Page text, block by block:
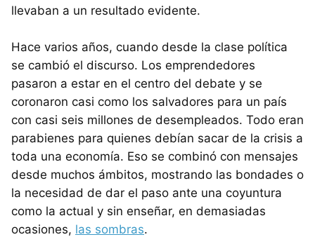
llevaban a un resultado evidente.
Hace varios años, cuando desde la clase política
se cambió el discurso. Los emprendedores
pasaron a estar en el centro del debate y se
coronaron casi como los salvadores para un país
con casi seis millones de desempleados. Todo eran
parabienes para quienes debían sacar de la crisis a
toda una economía. Eso se combinó con mensajes
desde muchos ámbitos, mostrando las bondades o
la necesidad de dar el paso ante una coyuntura
como la actual y sin enseñar, en demasiadas
ocasiones, las sombras.